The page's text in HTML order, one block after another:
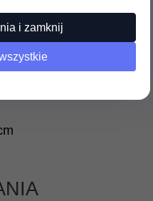
i zamknij